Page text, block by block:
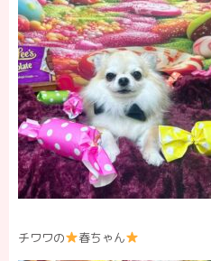
チワワの 春ちゃん